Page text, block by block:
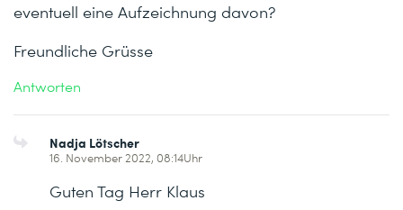
eventuell eine Aufzeichnung davon?
Freundliche Grüsse
Antworten
Nadja Lötscher
16. November 2022, 08:14Uhr
Guten Tag Herr Klaus